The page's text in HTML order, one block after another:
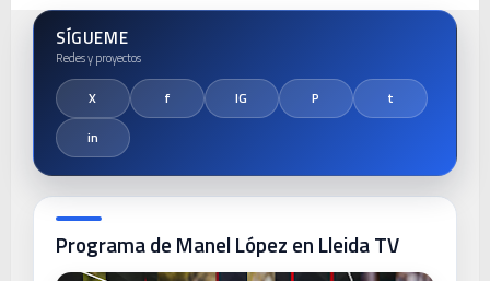
SÍGUEME
Programa de Manel López en Lleida TV